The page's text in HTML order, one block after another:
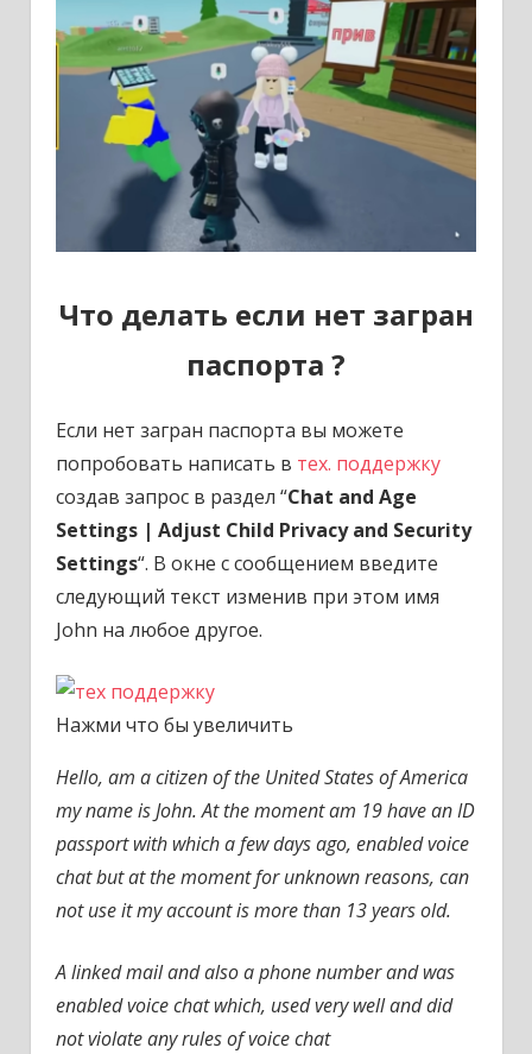
Что делать если нет загран
паспорта ?
Если нет загран паспорта вы можете
попробовать написать в тех. поддержку
создав запрос в раздел “Chat and Age
Settings | Adjust Child Privacy and Security
Settings“. В окне с сообщением введите
следующий текст изменив при этом имя
John на любое другое.
Нажми что бы увеличить
Hello, am a citizen of the United States of America
my name is John. At the moment am 19 have an ID
passport with which a few days ago, enabled voice
chat but at the moment for unknown reasons, can
not use it my account is more than 13 years old.
A linked mail and also a phone number and was
enabled voice chat which, used very well and did
not violate any rules of voice chat